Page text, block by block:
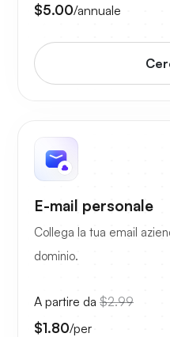
$5.00/annuale
E-mail personale
Collega la tua email
dominio.
A partire da $2.99
$1.80/per